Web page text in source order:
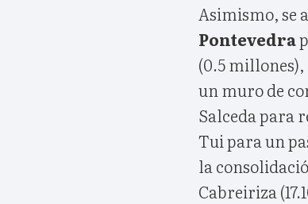
Asimismo, se
Pontevedra
(0.5
un muro de
Salceda para
Tui para un
la
Cabreiriza